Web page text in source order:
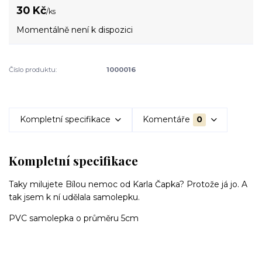
30 Kč/ks
Momentálně není k dispozici
Číslo produktu: 1000016
Kompletní specifikace Komentáře 0
Kompletní specifikace
Taky milujete Bílou nemoc od Karla Čapka? Protože já jo. A
tak jsem k ní udělala samolepku.
PVC samolepka o průměru 5cm